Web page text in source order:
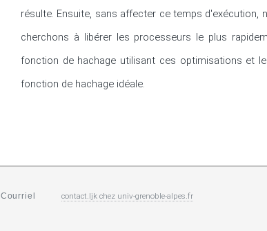
résulte. Ensuite, sans affecter ce temps
cherchons à libérer les processeurs le plus
fonction de hachage utilisant ces optimisations et
fonction de hachage idéale.
Courriel contact.ljkchez univ-grenoble-alpes.fr